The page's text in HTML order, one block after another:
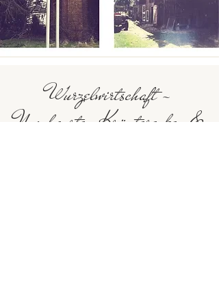
Wurzelwirtschaft -
Naschgarten,Kräuterecken &